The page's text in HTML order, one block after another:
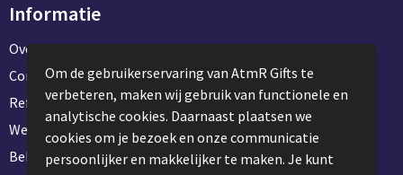
Informatie
Over ons
Contact en klantenservice
Referentie projecten
Werken & stage bij AtmR Gifts
Bekijk kantoorbenodigdheden
Om de gebruikerservaring van AtmR Gifts te
verbeteren, maken wij gebruik van functionele en
analytische cookies. Daarnaast plaatsen we
cookies om je bezoek en onze communicatie
persoonlijker en makkelijker te maken. Je kunt